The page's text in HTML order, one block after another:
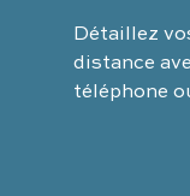
Détaillez
distance
téléphone